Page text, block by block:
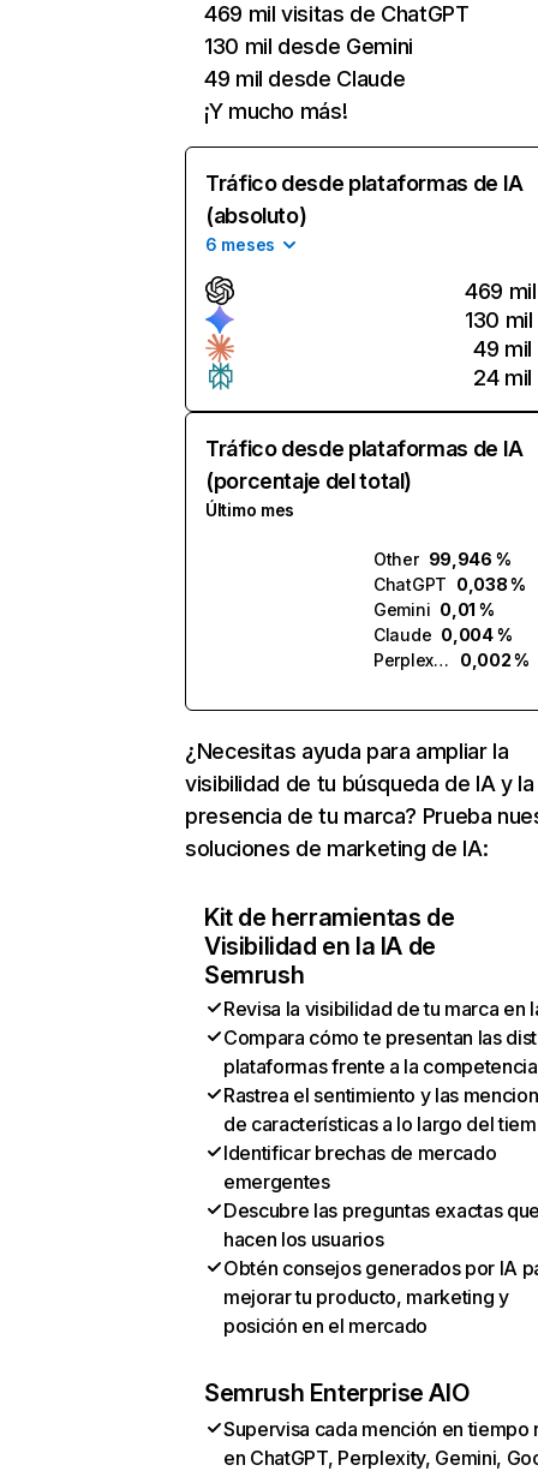
469 mil visitas de ChatGPT
130 mil desde Gemini
49 mil desde Claude
¡Y mucho más!
Tráfico desde plataformas de IA
(absoluto)
6 meses
469 mil
130 mil
49 mil
24 mil
Tráfico desde plataformas de IA
(porcentaje del total)
Último mes
Other 99,946 %
ChatGPT 0,038 %
Gemini 0,01 %
Claude 0,004 %
Perplexity
0,002 %
¿Necesitas ayuda para ampliar la
visibilidad de tu búsqueda de IA y la
presencia de tu marca? Prueba
soluciones de marketing de IA:
Kit de herramientas de
Visibilidad en la IA de
Semrush
Revisa la visibilidad de tu marca en
Compara cómo te presentan las
plataformas frente a la competencia
Rastrea el sentimiento y las
de características a lo largo del
Identificar brechas de mercado
emergentes
Descubre las preguntas exactas
hacen los usuarios
Obtén consejos generados por IA
mejorar tu producto, marketing y
posición en el mercado
Semrush Enterprise AIO
Supervisa cada mención en tiempo
en ChatGPT, Perplexity, Gemini,